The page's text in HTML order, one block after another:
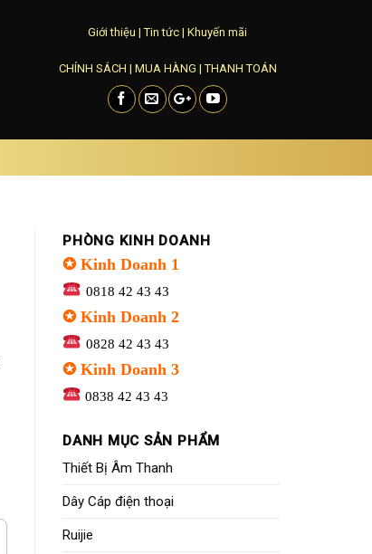
Giới thiệu |Tin tức | Khuyến mãi
CHÍNH SÁCH | MUA HÀNG |THANH TOÁN
PHÒNG KINH DOANH
✪ Kinh Doanh 1
0818 42 43 43
✪ Kinh Doanh 2
0828 42 43 43
✪ Kinh Doanh 3
0838 42 43 43
DANH MỤC SẢN PHẨM
Thiết Bị Âm Thanh
Dây Cáp điện thoại
Ruijie